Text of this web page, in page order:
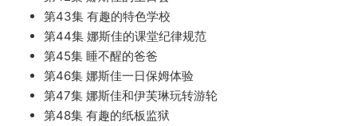
第43集 有趣的特色学校
第44集 娜斯佳的课堂纪律规范
第45集 睡不醒的爸爸
第46集 娜斯佳一日保姆体验
第47集 娜斯佳和伊芙琳玩转游轮
第48集 有趣的纸板监狱